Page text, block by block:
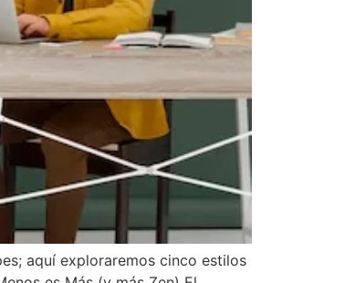
aquí exploraremos cinco estilos